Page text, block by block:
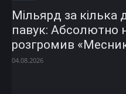
Мільярд за кілька
павук: Абсолютно
розгромив
04.08.2026